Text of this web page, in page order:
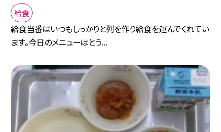
給食
給食当番はいつもしっかりと列を作り給食を運んでくれてい
ます。今日のメニューはとう...